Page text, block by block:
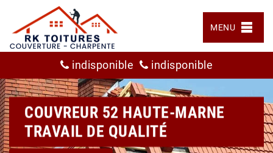
MENU
indisponible indisponible
COUVREUR 52 HAUTE-MARNE
TRAVAIL DE QUALITÉ